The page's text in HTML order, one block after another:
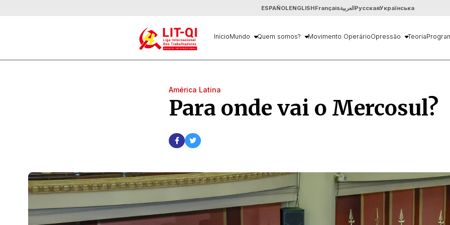
ESPAÑOLENGLISHFrançaisالعربيةРусскаяУкраїнська
InícioMundo Quem somos? Movimento OperárioOpressão Teoria
América Latina
Para onde vai o Mercosul?